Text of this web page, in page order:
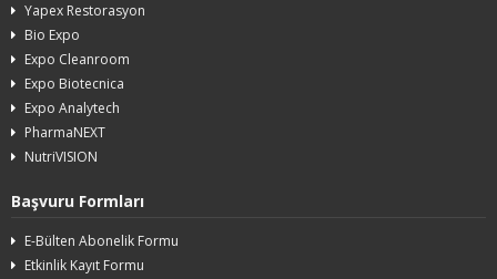
Yapex Restorasyon
Bio Expo
Expo Cleanroom
Expo Biotecnica
Expo Analytech
PharmaNEXT
NutriVISION
Başvuru Formları
E-Bülten Abonelik Formu
Etkinlik Kayıt Formu